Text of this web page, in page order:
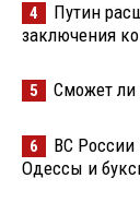
4
Путин
заключения
5 Сможет ли
6
ВС России
Одессы и